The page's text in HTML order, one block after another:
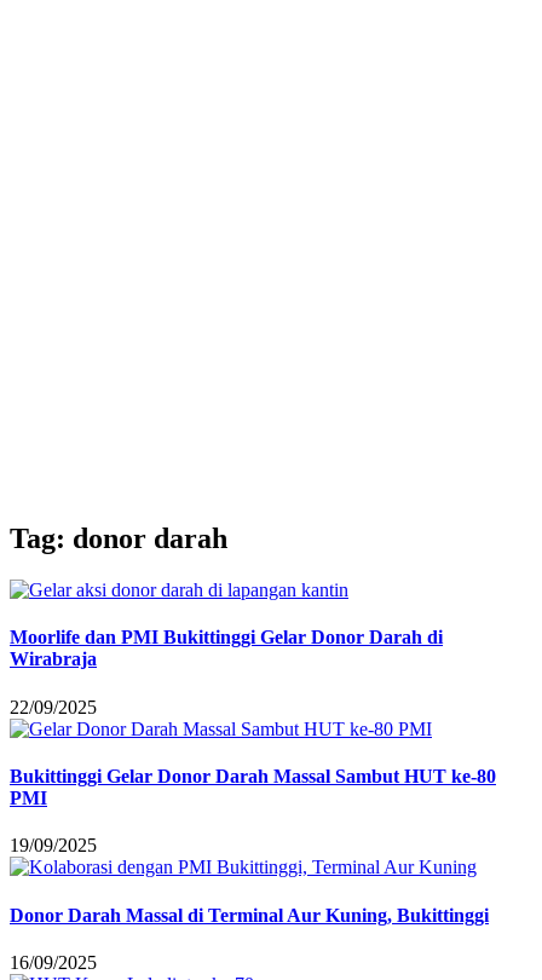
Tag: donor darah
Moorlife dan PMI Bukittinggi Gelar Donor Darah di
Wirabraja
22/09/2025
Bukittinggi Gelar Donor Darah Massal Sambut HUT ke-80
PMI
19/09/2025
Donor Darah Massal di Terminal Aur Kuning, Bukittinggi
16/09/2025